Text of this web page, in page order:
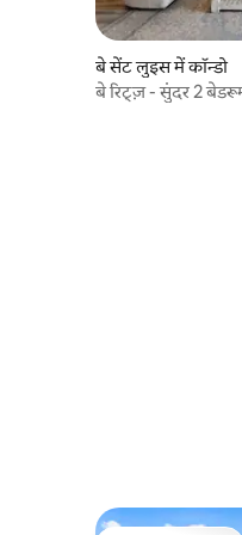
बे सेंट लुइस में कॉन्डो
बे रिट्ज़ - सुंदर 2